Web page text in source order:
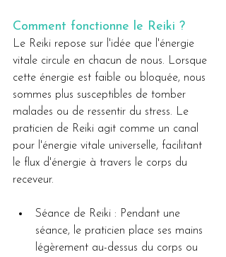
Comment fonctionne le Reiki ?
Le Reiki repose sur l'idée que l'énergie
vitale circule en chacun de nous. Lorsque
cette énergie est faible ou bloquée, nous
sommes plus susceptibles de tomber
malades ou de ressentir du stress. Le
praticien de Reiki agit comme un canal
pour l'énergie vitale universelle, facilitant
le flux d'énergie à travers le corps du
receveur.
Séance de Reiki : Pendant une
séance, le praticien place ses mains
légèrement au-dessus du corps ou